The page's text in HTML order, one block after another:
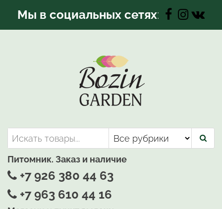
Мы в социальных сетях:
Bozin-Garden | Садовый центр
Садовый центр, Растения
для вашего сада
Питомник. Заказ и наличие
+7 926 380 44 63
+7 963 610 44 16